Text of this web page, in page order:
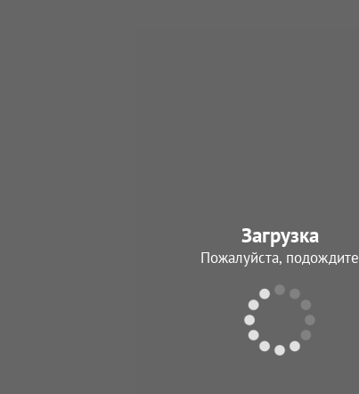
Загрузка
Пожалуйста, подождите